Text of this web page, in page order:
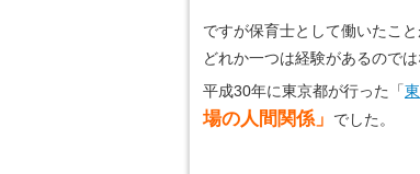
ですが保育士として働いたこと
どれか一つは経験があるのでは
平成30年に東京都が行った「
場の人間関係」
でした。